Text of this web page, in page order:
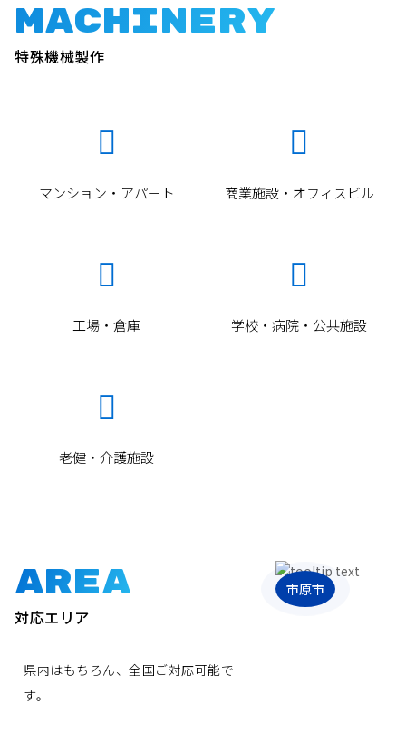
Machinery
特殊機械製作

マンション・アパート

商業施設・オフィスビル

工場・倉庫

学校・病院・公共施設

老健・介護施設
AREA
対応エリア
県内はもちろん、全国ご対応可能で
す。
市原市